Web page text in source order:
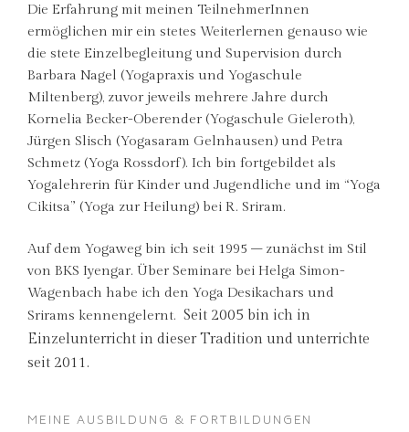
Die Erfahrung mit meinen TeilnehmerInnen
ermöglichen mir ein stetes Weiterlernen genauso wie
die stete Einzelbegleitung und Supervision durch
Barbara Nagel (Yogapraxis und Yogaschule
Miltenberg), zuvor jeweils mehrere Jahre durch
Kornelia Becker-Oberender (Yogaschule Gieleroth),
Jürgen Slisch (Yogasaram Gelnhausen) und Petra
Schmetz (Yoga Rossdorf). Ich bin fortgebildet als
Yogalehrerin für Kinder und Jugendliche und im “Yoga
Cikitsa” (Yoga zur Heilung) bei R. Sriram.
Auf dem Yogaweg bin ich seit 1995 – zunächst im Stil
von BKS Iyengar. Über Seminare bei Helga Simon-
Wagenbach habe ich den Yoga Desikachars und
Srirams kennengelernt. Seit 2005 bin ich in
Einzelunterricht in dieser Tradition und unterrichte
seit 2011.
MEINE AUSBILDUNG & FORTBILDUNGEN